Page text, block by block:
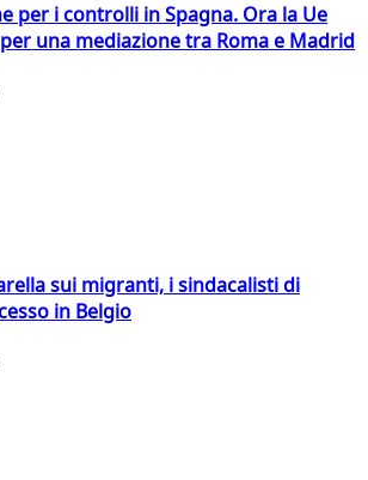
per i controlli in Spagna. Ora la Ue
una mediazione tra Roma e Madrid
sui migranti, i sindacalisti di
in Belgio